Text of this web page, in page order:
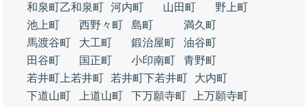
和泉町乙和泉町 河内町 山田町
野上町
池上町
西野々町 島町
満久町
馬渡谷町
大工町 鍛治屋町
油谷町
田谷町
国正町 小印南町
青野町
若井町上若井町
若井町下若井町
大内町
下道山町
上道山町 下万願寺町
上万願寺町